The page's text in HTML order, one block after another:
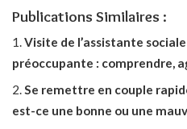
Publications Similaires :
Visite de l’assistante
préoccupante : comprendre,
Se remettre en couple
est-ce une bonne ou une